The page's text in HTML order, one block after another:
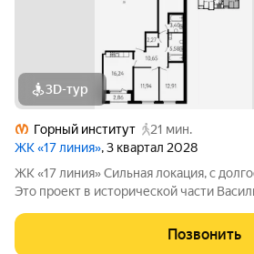
3D-тур
Горный институт
21 мин.
ЖК «17 линия», 3 квартал 2028
ЖК «17 линия» Сильная локация, с долгосрочной ценностью!
Это проект в исторической части
школы, детские сады, спортивная и
инфраструктура. До метро
Позвонить